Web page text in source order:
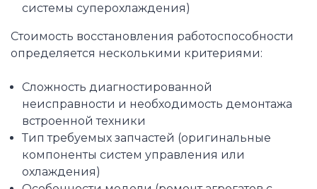
системы суперохлаждения)
Стоимость восстановления работоспособности
определяется несколькими критериями:
Сложность диагностированной
неисправности и необходимость демонтажа
встроенной техники
Тип требуемых запчастей (оригинальные
компоненты систем управления или
охлаждения)